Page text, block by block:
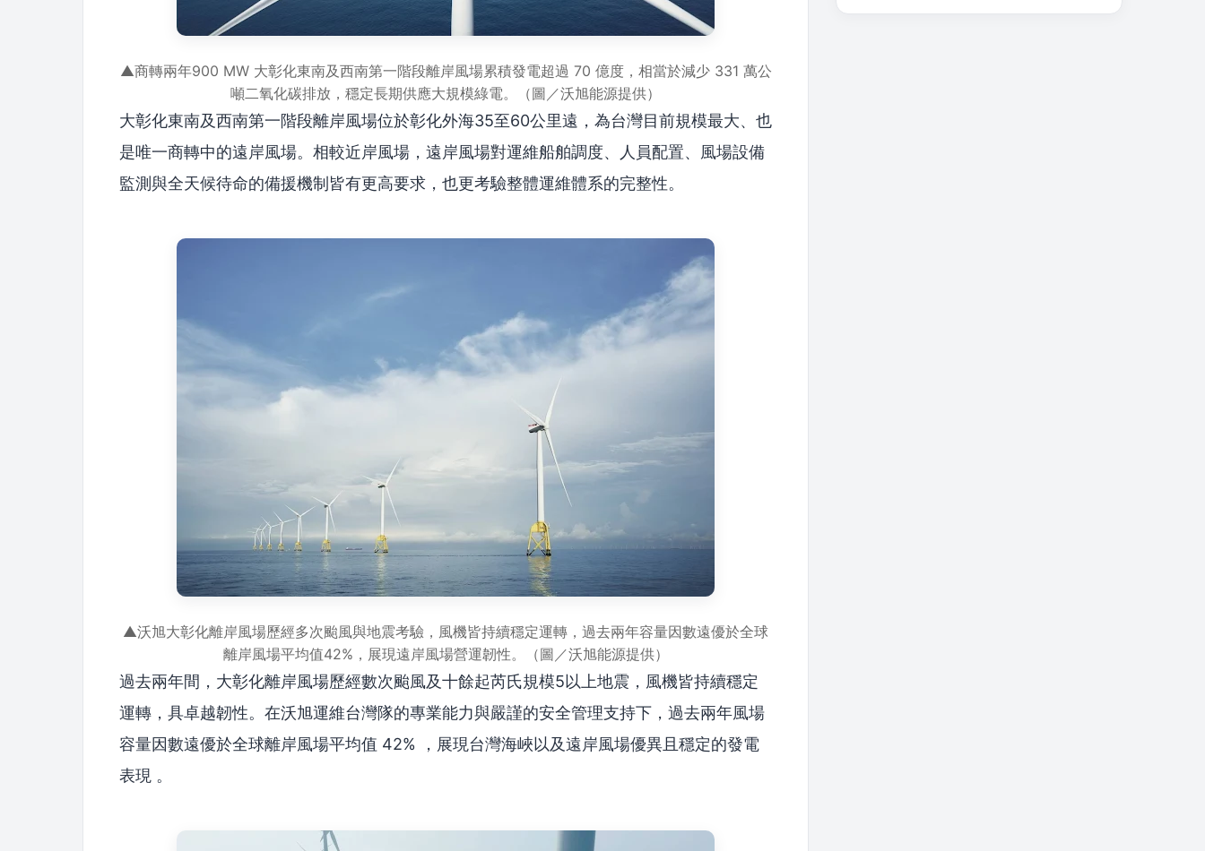
▲商轉兩年900 MW 大彰化東南及西南第一階段離岸風場累積發電超過 70 億度，相當於減少 331 萬公
噸二氧化碳排放，穩定長期供應大規模綠電。（圖／沃旭能源提供）
大彰化東南及西南第一階段離岸風場位於彰化外海35至60公里遠，為台灣目前規模最大、也
是唯一商轉中的遠岸風場。相較近岸風場，遠岸風場對運維船舶調度、人員配置、風場設備
監測與全天候待命的備援機制皆有更高要求，也更考驗整體運維體系的完整性。
▲沃旭大彰化離岸風場歷經多次颱風與地震考驗，風機皆持續穩定運轉，過去兩年容量因數遠優於全球
離岸風場平均值42%，展現遠岸風場營運韌性。（圖／沃旭能源提供）
過去兩年間，大彰化離岸風場歷經數次颱風及十餘起芮氏規模5以上地震，風機皆持續穩定
運轉，具卓越韌性。在沃旭運維台灣隊的專業能力與嚴謹的安全管理支持下，過去兩年風場
容量因數遠優於全球離岸風場平均值 42% ，展現台灣海峽以及遠岸風場優異且穩定的發電
表現 。